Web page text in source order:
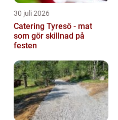
30 juli 2026
Catering Tyresö - mat
som gör skillnad på
festen